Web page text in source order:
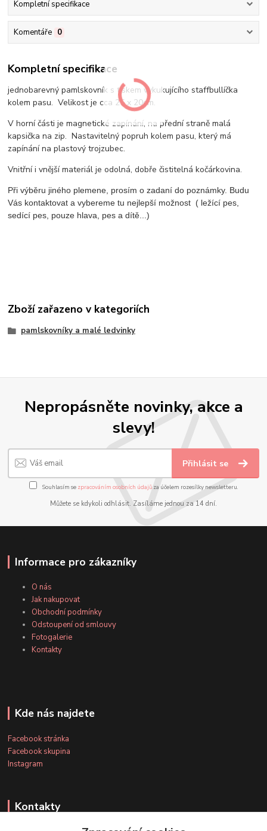
Kompletní specifikace
Komentáře 0
Kompletní specifikace
jednobarevný pamlskovník s tiskem vykukujícího staffbullíčka
kolem pasu. Velikost je cca 25 x 20cm.
V horní části je magnetické zapínání, na přední straně malá
kapsička na zip. Nastavitelný popruh kolem pasu, který má
zapínání na plastový trojzubec.
Vnitřní i vnější materiál je odolná, dobře čistitelná kočárkovina.
Při výběru jiného plemene, prosím o zadaní do poznámky. Budu
Vás kontaktovat a vybereme tu nejlepší možnost ( ležící pes,
sedící pes, pouze hlava, pes a dítě...)
Zboží zařazeno v kategoriích
pamlskovníky a malé ledvinky
Nepropásněte novinky, akce a
slevy!
Přihlásit se
Souhlasím se zpracováním osobních údajůza účelem rozesílky newsletteru.
Můžete se kdykoli odhlásit. Zasíláme jednou za 14 dní.
Informace pro zákazníky
O nás
Jak nakupovat
Obchodní podmínky
Odstoupení od smlouvy
Fotogalerie
Kontakty
Kde nás najdete
Facebook stránka
Facebook skupina
Instagram
Kontakty